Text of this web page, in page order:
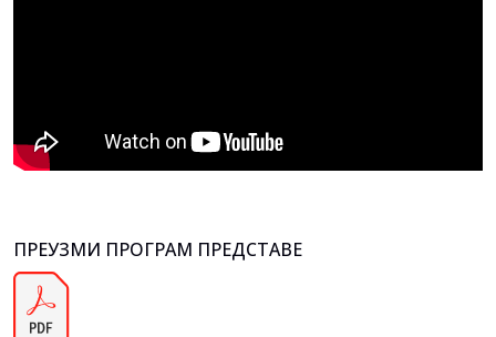
ПРЕУЗМИ ПРОГРАМ ПРЕДСТАВЕ